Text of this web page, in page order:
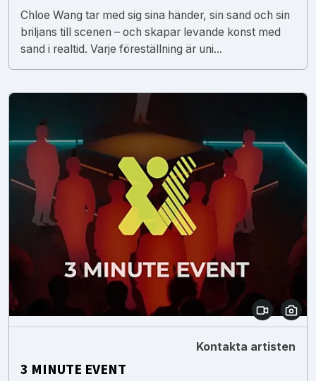
Chloe Wang tar med sig sina händer, sin sand och sin
briljans till scenen – och skapar levande konst med
sand i realtid. Varje föreställning är uni...
Kontakta artisten
3 MINUTE EVENT